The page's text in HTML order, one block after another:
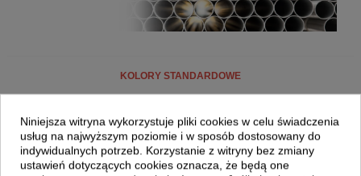
KOLORY STANDARDOWE
Niniejsza witryna wykorzystuje pliki cookies w celu świadczenia
usług na najwyższym poziomie i w sposób dostosowany do
indywidualnych potrzeb. Korzystanie z witryny bez zmiany
ustawień dotyczących cookies oznacza, że będą one